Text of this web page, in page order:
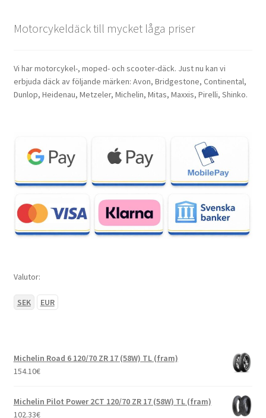
Motorcykeldäck till mycket låga priser
Vi har motorcykel-, moped- och scooter-däck. Just nu kan vi
erbjuda däck av följande märken: Avon, Bridgestone, Continental,
Dunlop, Heidenau, Metzeler, Michelin, Mitas, Maxxis, Pirelli, Shinko.
Valutor:
SEK EUR
Michelin Road 6 120/70 ZR 17 (58W) TL (fram)
154.10€
Michelin Pilot Power 2CT 120/70 ZR 17 (58W) TL (fram)
102.33€